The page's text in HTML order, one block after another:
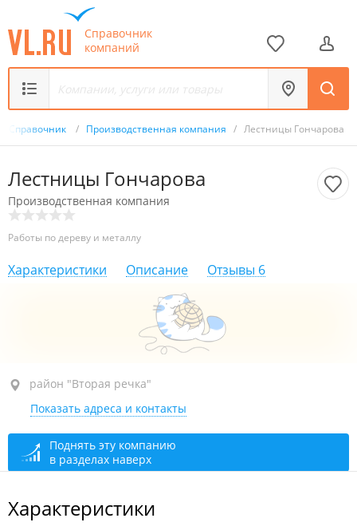
Справочник
компаний
Справочник / Производственная компания / Лестницы Гончарова
Лестницы Гончарова
Производственная компания
Работы по дереву и металлу
Характеристики Описание Отзывы 6
район "Вторая речка", ул. Русская, 87Г
ТЦ "Кит"
закрыто, откроется в 09:00
район "Вторая речка"
Показать адреса и контакты
Поднять эту компанию
в разделах наверх
Характеристики